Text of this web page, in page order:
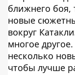
ближнего боя,
новые
вокруг
многое
несколько
чтобы лучше